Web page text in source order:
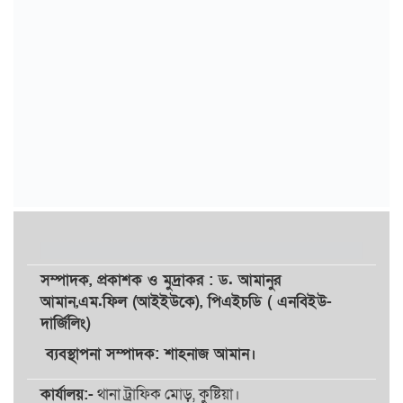
সম্পাদক, প্রকাশকওমুদ্রাকর: ড. আমানুর
আমান,এম.ফিল (আইইউকে), পিএইচডি ( এনবিইউ-
দার্জিলিং)
ব্যবস্থাপনা সম্পাদক: শাহনাজ আমান।
কার্যালয়:-থানা ট্রাফিক মোড়, কুষ্টিয়া।